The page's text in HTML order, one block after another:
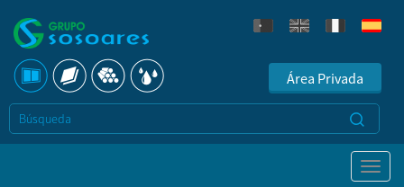
Área Privada